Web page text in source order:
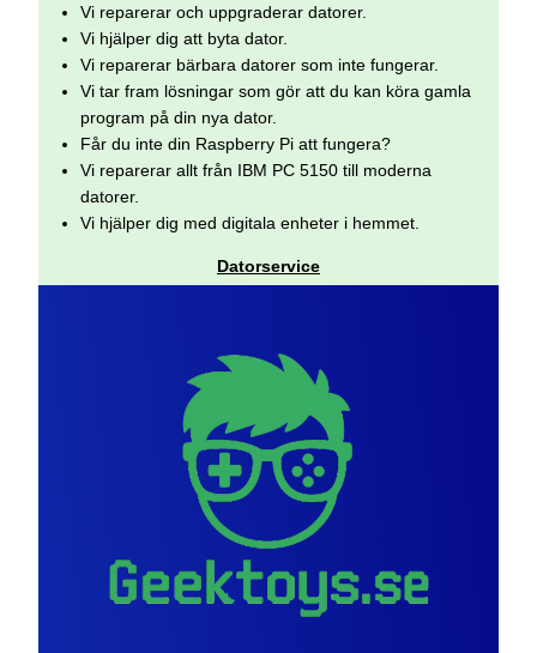
Vi reparerar och uppgraderar datorer.
Vi hjälper dig att byta dator.
Vi reparerar bärbara datorer som inte fungerar.
Vi tar fram lösningar som gör att du kan köra gamla
program på din nya dator.
Får du inte din Raspberry Pi att fungera?
Vi reparerar allt från IBM PC 5150 till moderna
datorer.
Vi hjälper dig med digitala enheter i hemmet.
Datorservice